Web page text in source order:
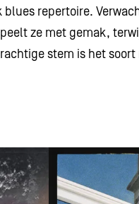
repertoire.
ze met gemak,
stem is het